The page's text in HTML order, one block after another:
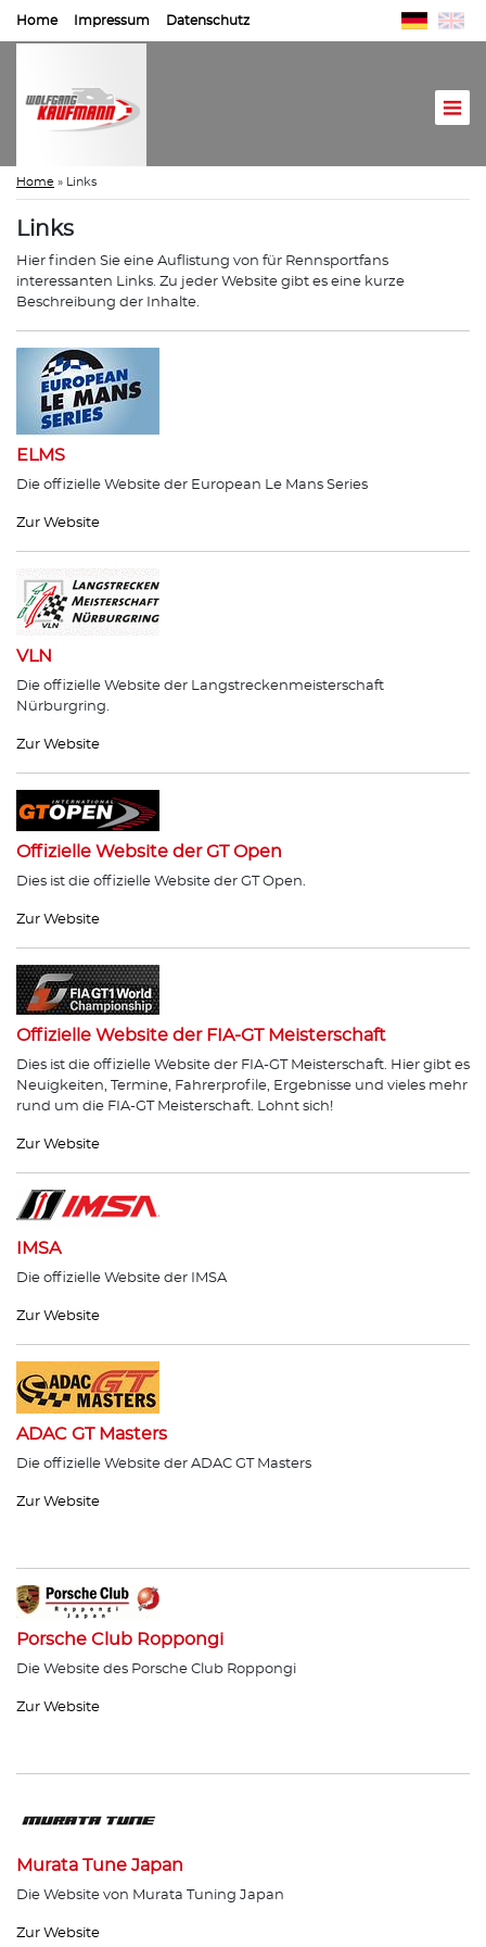
Home Impressum Datenschutz
Home » Links
Links
Hier finden Sie eine Auflistung von für Rennsportfans
interessanten Links. Zu jeder Website gibt es eine kurze
Beschreibung der Inhalte.
ELMS
Die offizielle Website der European Le Mans Series
Zur Website
VLN
Die offizielle Website der Langstreckenmeisterschaft
Nürburgring.
Zur Website
Offizielle Website der GT Open
Dies ist die offizielle Website der GT Open.
Zur Website
Offizielle Website der FIA-GT Meisterschaft
Dies ist die offizielle Website der FIA-GT Meisterschaft. Hier gibt es
Neuigkeiten, Termine, Fahrerprofile, Ergebnisse und vieles mehr
rund um die FIA-GT Meisterschaft. Lohnt sich!
Zur Website
IMSA
Die offizielle Website der IMSA
Zur Website
ADAC GT Masters
Die offizielle Website der ADAC GT Masters
Zur Website
Porsche Club Roppongi
Die Website des Porsche Club Roppongi
Zur Website
Murata Tune Japan
Die Website von Murata Tuning Japan
Zur Website